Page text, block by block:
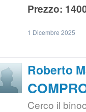
Prezzo:
1 Dicembre 2025
Roberto
Cerco il